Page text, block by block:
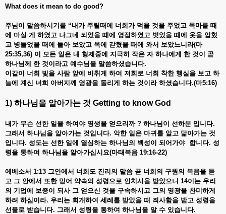
What does it mean to do good?
주님이 말씀하시기를 “내가 주릴때에 너희가 먹을 것을 주었고 목마를 때
에 마실 게 하였고 나그네 되었을 때에 영접하였고 벗었을 때에 옷을 입혔
고 병들었을 때에 돌아 보았고 옥에 갇혔을 때에 와서 보았느니라(마
25:35,36) 이 모든 일은 내 형제중에 지극히 작은 자 하나에게 한 것이 곧
하나님께 한 것이라고 예수님을 말씀하셨습니다.
이같이 너희 빛을 사람 앞에 비취게 하여 저희로 너희 착한 행실을 보고 하
늘에 계신 너희 아버지께 영광을 돌리게 하는 것이라 하셨습니다.(마5:16)
1) 하나님을 알아가는 것 Getting to know God
내가 무슨 선한 일을 하여야 영생을 얻으리까 ? 하나님이 선하분 입니다.
그래서 하나님을 알아가는 것입니다. 악한 일은 마귀를 알고 닮아가는 것
입니다. 성도는 선한 일에 열심하는 하나님의 백성이 되어가야 합니다. 성
령을 통하여 하나님을 알아가십시요(마태복음 19:16-22)
에베소서 1:13 그안에서 너희도 진리의 말씀 곧 너희의 구원의 복음을 듣
고 그 안에서 또한 믿어 약속의 성령으로 인치시을 받았으니 14이는 우리
의 기업에 보증이 되사 그 얻으신 것을 구속하시고 그의 영광을 찬미하게
하려 하심이라. 우리는 회개하여 세례를 받았을 때 죄사함을 받고 성령을
선물로 받습니다. 그래서 성령을 통하여 하나님을 알 수 있습니다.